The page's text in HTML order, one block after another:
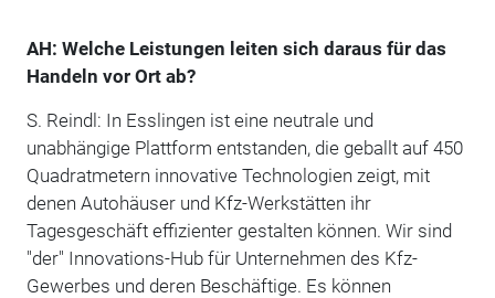
AH: Welche Leistungen leiten sich daraus für das
Handeln vor Ort ab?
S. Reindl: In Esslingen ist eine neutrale und
unabhängige Plattform entstanden, die geballt auf 450
Quadratmetern innovative Technologien zeigt, mit
denen Auto­häuser und Kfz-Werkstätten ihr
Tagesgeschäft effizienter gestalten können. Wir sind
"der" Innovations-Hub für Unternehmen des Kfz-
Gewerbes und deren Beschäftige. Es können